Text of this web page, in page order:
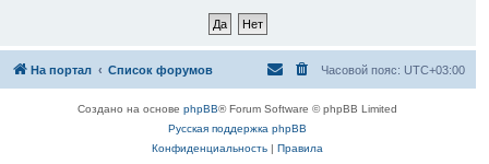
На портал Список форумов Часовой пояс: UTC+03:00
Создано на основеphpBB® Forum Software © phpBB Limited
Русская поддержка phpBB
Конфиденциальность
Правила